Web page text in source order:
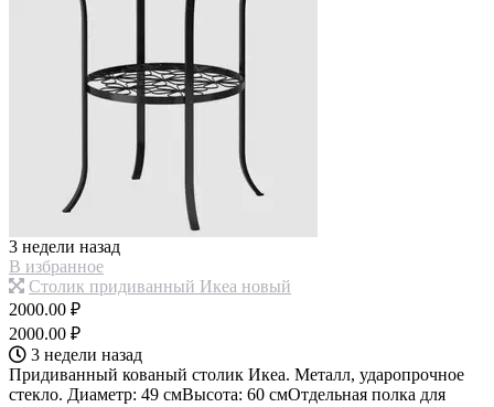
3 недели назад
В избранное
Столик придиванный Икеа новый
2000.00 ₽
2000.00 ₽
3 недели назад
Придиванный кованый столик Икеа. Металл, ударопрочное
стекло. Диаметр: 49 смВысота: 60 смОтдельная полка для